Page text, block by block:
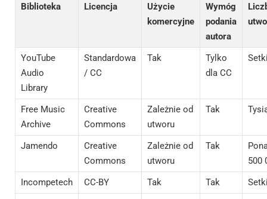
Biblioteka Licencja
Użycie
komercyjne
Wymóg
podania
autora
YouTube
Audio
Library
Standardowa
/ CC
Tak
Tylko
dla CC
Free Music
Archive
Creative
Commons
Zależnie od
utworu
Tak
Jamendo
Creative
Commons
Zależnie od
utworu
Tak
500
Incompetech
CC-BY Tak Tak